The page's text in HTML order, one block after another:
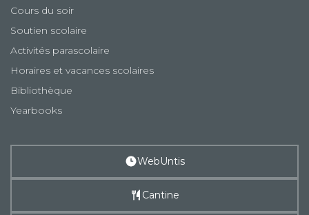
Cours du soir
Soutien scolaire
Activités parascolaire
Horaires et vacances scolaires
Bibliothèque
Yearbooks
WebUntis
Cantine